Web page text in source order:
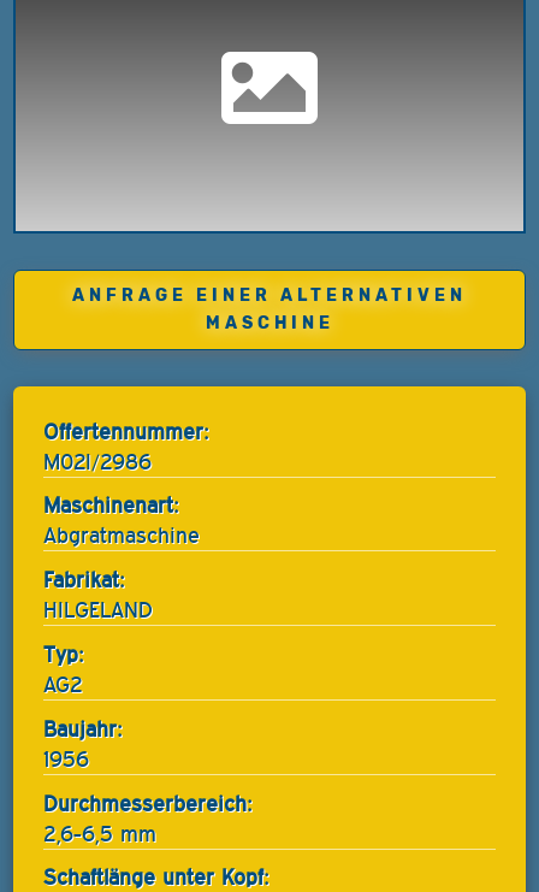
ANFRAGE EINER ALTERNATIVEN
MASCHINE
Offertennummer:
M02I/2986
Maschinenart:
Abgratmaschine
Fabrikat:
HILGELAND
Typ:
AG2
Baujahr:
1956
Durchmesserbereich:
2,6-6,5 mm
Schaftlänge unter Kopf: